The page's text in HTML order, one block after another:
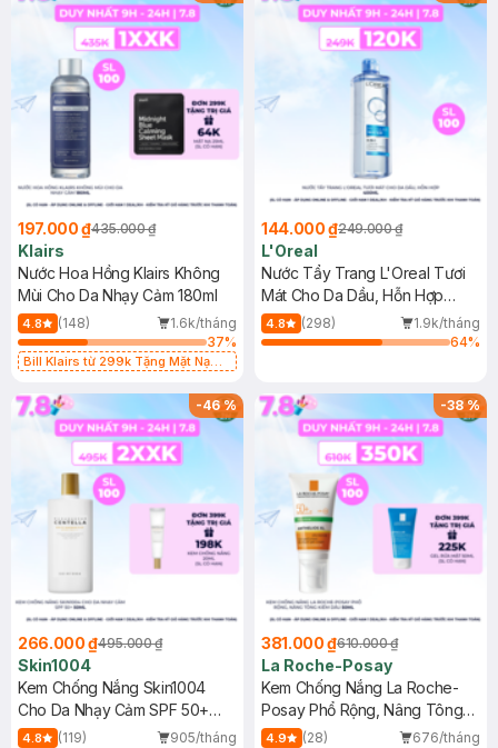
197.000 ₫435.000 ₫
Klairs
Nước Hoa Hồng Klairs Không
Mùi Cho Da Nhạy Cảm 180ml
4.8 (148)
1.6k/tháng
37%
Bill Klairs từ 299k Tặng Mặt Nạ
25ml (SL Có Hạn)
144.000 ₫249.000 ₫
L'Oreal
Nước Tẩy Trang L'Oreal Tươi
Mát Cho Da Dầu, Hỗn Hợp
400ml
4.8 (298)
1.9k/tháng
64%
-46%
266.000 ₫495.000 ₫
Skin1004
Kem Chống Nắng Skin1004
Cho Da Nhạy Cảm SPF 50+
50ml
4.8 (119)
905/tháng
-38%
381.000 ₫610.000 ₫
La Roche-Posay
Kem Chống Nắng La Roche-
Posay Phổ Rộng, Nâng Tông
Kiềm Dầu 50ml
4.9 (28)
676/tháng